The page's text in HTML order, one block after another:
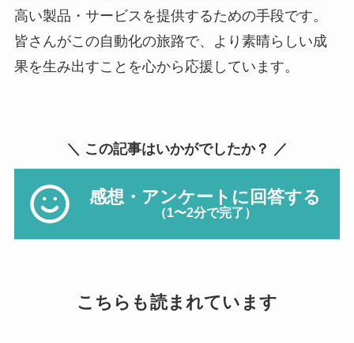
高い製品・サービスを提供するための手段です。
皆さんがこの自動化の旅路で、より素晴らしい成
果を生み出すことを心から応援しています。
＼ この記事はいかがでしたか？ ／
感想・アンケートに回答する
（1〜2分で完了）
こちらも読まれています